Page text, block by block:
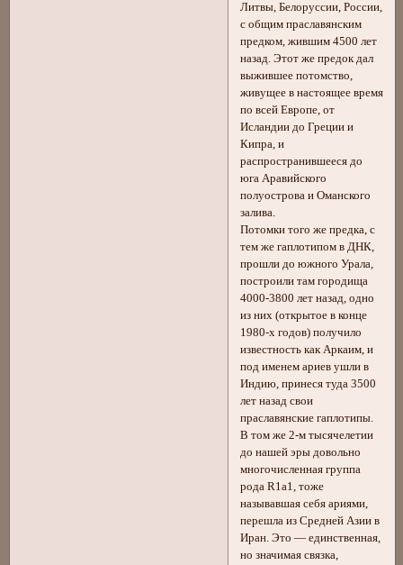
Литвы, Белоруссии, России,
с общим праславянским
предком, жившим 4500 лет
назад. Этот же предок дал
выжившее потомство,
живущее в настоящее время
по всей Европе, от
Исландии до Греции и
Кипра, и
распространившееся до
юга Аравийского
полуострова и Оманского
залива.
Потомки того же предка, с
тем же гаплотипом в ДНК,
прошли до южного Урала,
построили там городища
4000-3800 лет назад, одно
из них (открытое в конце
1980-х годов) получило
известность как Аркаим, и
под именем ариев ушли в
Индию, принеся туда 3500
лет назад свои
праславянские гаплотипы.
В том же 2-м тысячелетии
до нашей эры довольно
многочисленная группа
рода R1a1, тоже
называвшая себя ариями,
перешла из Средней Азии в
Иран. Это — единственная,
но значимая связка,